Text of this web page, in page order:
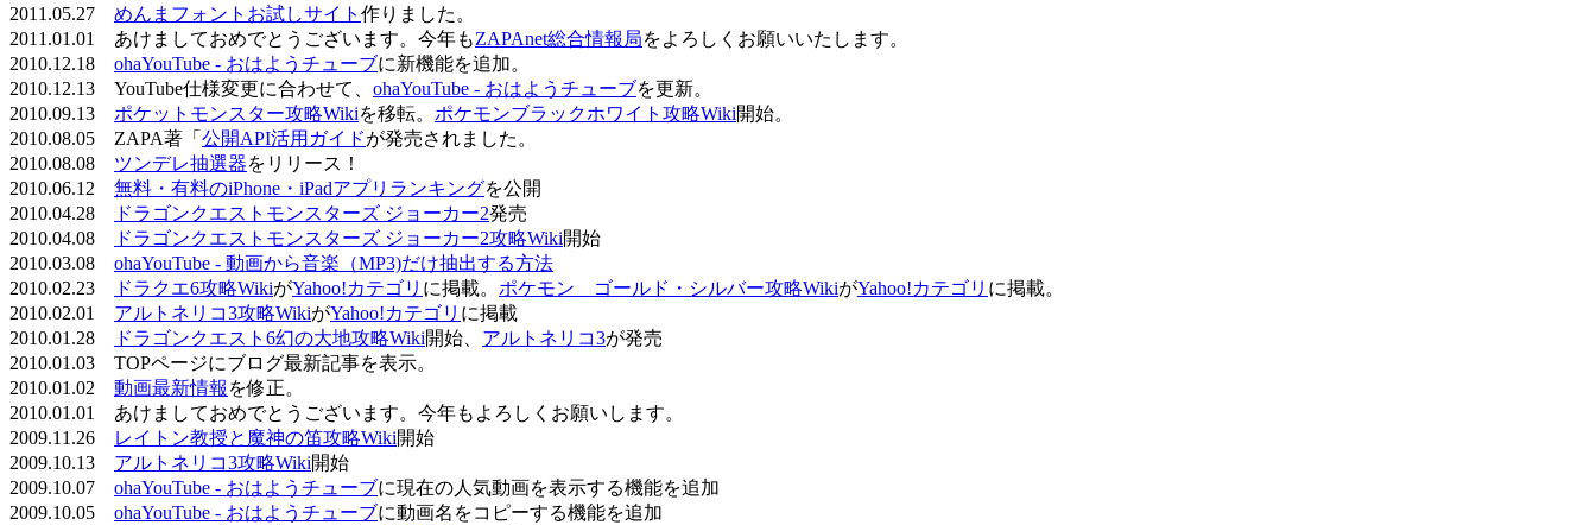
2011.05.27 めんまフォントお試しサイト 作りました。
2011.01.01 あけましておめでとうございます。今年もZAPAnet総合情報局をよろしくお願いいたします。
2010.12.18 ohaYouTube - おはようチューブに新機能を追加。
2010.12.13 YouTube仕様変更に合わせて、 ohaYouTube - おはようチューブを更新。
2010.09.13 ポケットモンスター攻略Wikiを移転。 ポケモンブラックホワイト攻略Wiki開始。
2010.08.05 ZAPA著「 公開API活用ガイドが発売されました。
2010.08.08 ツンデレ抽選器をリリース！
2010.06.12 無料・有料のiPhone・iPadアプリランキングを公開
2010.04.28
ドラゴンクエストモンスターズ ジョーカー2発売
2010.04.08
ドラゴンクエストモンスターズ ジョーカー2攻略Wiki開始
2010.03.08 ohaYouTube - 動画から音楽（MP3)だけ抽出する方法
2010.02.23
ドラクエ6攻略WikiがYahoo!カテゴリ に掲載。 ポケモン ゴールド・シルバー攻略WikiがYahoo!カテゴリ に掲載。
2010.02.01 アルトネリコ3攻略WikiがYahoo!カテゴリ に掲載
2010.01.28
ドラゴンクエスト6幻の大地攻略Wiki開始、 アルトネリコ3が発売
2010.01.03 TOPページにブログ最新記事を表示。
2010.01.02 動画最新情報 を修正。
2010.01.01 あけましておめでとうございます。今年もよろしくお願いします。
2009.11.26
レイトン教授と魔神の笛攻略Wiki開始
2009.10.13 アルトネリコ3攻略Wiki開始
2009.10.07 ohaYouTube - おはようチューブに現在の人気動画を表示する機能を追加
2009.10.05 ohaYouTube - おはようチューブに動画名をコピーする機能を追加